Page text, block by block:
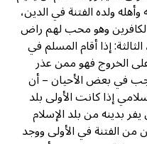
ولده الفتنة في الدين،
الكافرين وهو محب لهم راض
إذا أقام المسلم في
الخروج فهو ممن عذر
يجب في بعض الأحيان – أن
إذا كانت الأولى بلد
بدينه من بلد الإسلام
من الفتنة في الأولى ووجد